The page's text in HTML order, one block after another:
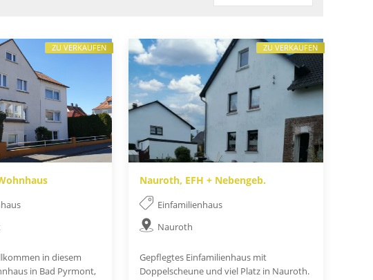
in diesem
in Bad Pyrmont,
ZU VERKAUFEN
Nauroth, EFH + Nebengeb.
Einfamilienhaus
Nauroth
Gepflegtes Einfamilienhaus mit
Doppelscheune und viel Platz in Nauroth.
ZU VERKAUFEN